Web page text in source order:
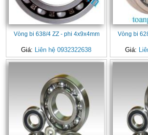
Vòng bi 638/4 ZZ - phi 4x9x4mm
Giá: Liên hệ 0932322638
Vòng bi
Giá: